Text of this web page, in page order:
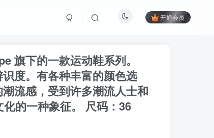
开通会员
旗下的一款运动鞋系列。
度。有各种丰富的颜色选
流感，受到许多潮流人士和
的一种象征。 尺码：36